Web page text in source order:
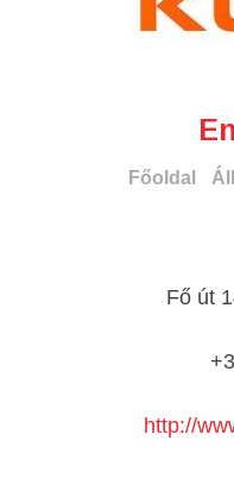
Főoldal
Fő út
http://